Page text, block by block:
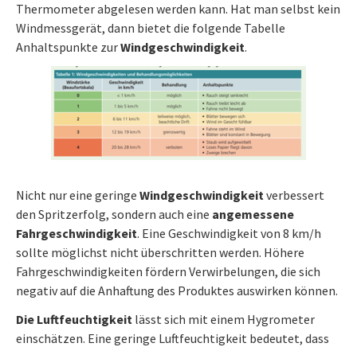
Thermometer abgelesen werden kann. Hat man selbst kein
Windmessgerät, dann bietet die folgende Tabelle
Anhaltspunkte zurWindgeschwindigkeit.
Nicht nur eine geringe Windgeschwindigkeitverbessert
den Spritzerfolg, sondern auch eine angemessene
Fahrgeschwindigkeit. Eine Geschwindigkeit von 8 km/h
sollte möglichst nicht überschritten werden. Höhere
Fahrgeschwindigkeiten fördern Verwirbelungen, die sich
negativ auf die Anhaftung des Produktes auswirken können.
Die Luftfeuchtigkeit lässt sich mit einem Hygrometer
einschätzen. Eine geringe Luftfeuchtigkeit bedeutet, dass